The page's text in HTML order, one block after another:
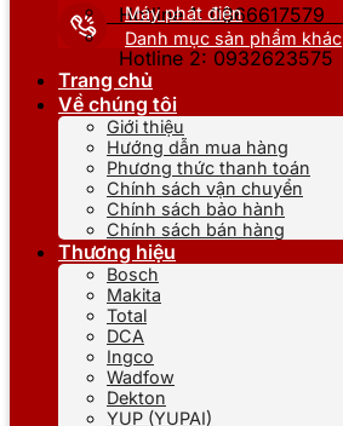
Hotline 1: 0866617579
Hotline 2: 0932623575
Máy phát điện
Danh mục sản phẩm khác
Trang chủ
Về chúng tôi
Giới thiệu
Hướng dẫn mua hàng
Phương thức thanh toán
Chính sách vận chuyển
Chính sách bảo hành
Chính sách bán hàng
Thương hiệu
Bosch
Makita
Total
DCA
Ingco
Wadfow
Dekton
YUP (YUPAI)